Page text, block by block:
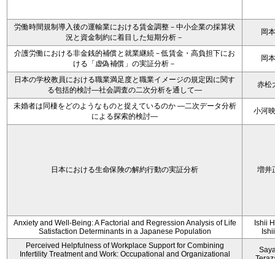
労働時間規制導入後の運輸業における賃金調整－中小企業の採算状
況と資金制約に着目した短期分析－
岡
介護労働における非金銭的補償と就業継続－低賃金・高負担下にお
ける「虚偽補償」の実証分析－
岡
日本の学校教員における職業満足度と職業イメージの規定因に関す
る包括的検討―社会調査の二次分析を通して―
赤松
未婚者は同棲をどのようなものと捉えているのか —二次データ分析
による探索的検討—
小河
日本における生命保険の解約行動の実証分析 増井
Anxiety and Well-Being: A Factorial and Regression Analysis of Life
Satisfaction Determinants in a Japanese Population
Ishii
Perceived Helpfulness of Workplace Support for Combining
Infertility Treatment and Work: Occupational and Organizational